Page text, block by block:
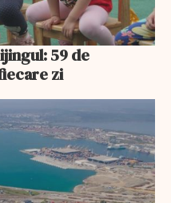
59 de
zi